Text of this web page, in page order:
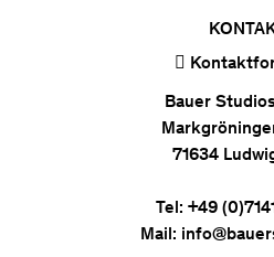
Bauer
71634
Tel: +49
Mail: